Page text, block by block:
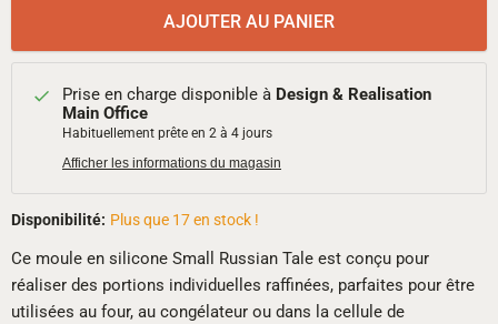
AJOUTER AU PANIER
Prise en charge disponible à Design & Realisation
Main Office
Habituellement prête en 2 à 4 jours
Afficher les informations du magasin
Disponibilité: Plus que 17 en stock !
Ce moule en silicone Small Russian Tale est conçu pour
réaliser des portions individuelles raffinées, parfaites pour être
utilisées au four, au congélateur ou dans la cellule de